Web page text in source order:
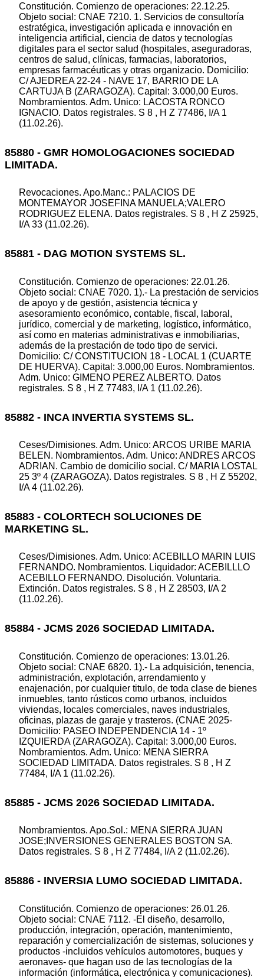
Constitución. Comienzo de operaciones: 22.12.25.
Objeto social: CNAE 7210. 1. Servicios de consultoría
estratégica, investigación aplicada e innovación en
inteligencia artificial, ciencia de datos y tecnologías
digitales para el sector salud (hospitales, aseguradoras,
centros de salud, clínicas, farmacias, laboratorios,
empresas farmacéuticas y otras organizacio. Domicilio:
C/ AJEDREA 22-24 - NAVE 17, BARRIO DE LA
CARTUJA B (ZARAGOZA). Capital: 3.000,00 Euros.
Nombramientos. Adm. Unico: LACOSTA RONCO
IGNACIO. Datos registrales. S 8 , H Z 77486, I/A 1
(11.02.26).
85880 - GMR HOMOLOGACIONES SOCIEDAD
LIMITADA.
Revocaciones. Apo.Manc.: PALACIOS DE
MONTEMAYOR JOSEFINA MANUELA;VALERO
RODRIGUEZ ELENA. Datos registrales. S 8 , H Z 25925,
I/A 33 (11.02.26).
85881 - DAG MOTION SYSTEMS SL.
Constitución. Comienzo de operaciones: 22.01.26.
Objeto social: CNAE 7020. 1).- La prestación de servicios
de apoyo y de gestión, asistencia técnica y
asesoramiento económico, contable, fiscal, laboral,
jurídico, comercial y de marketing, logístico, informático,
así como en materias administrativas e inmobiliarias,
además de la prestación de todo tipo de servici.
Domicilio: C/ CONSTITUCION 18 - LOCAL 1 (CUARTE
DE HUERVA). Capital: 3.000,00 Euros. Nombramientos.
Adm. Unico: GIMENO PEREZ ALBERTO. Datos
registrales. S 8 , H Z 77483, I/A 1 (11.02.26).
85882 - INCA INVERTIA SYSTEMS SL.
Ceses/Dimisiones. Adm. Unico: ARCOS URIBE MARIA
BELEN. Nombramientos. Adm. Unico: ANDRES ARCOS
ADRIAN. Cambio de domicilio social. C/ MARIA LOSTAL
25 3º 4 (ZARAGOZA). Datos registrales. S 8 , H Z 55202,
I/A 4 (11.02.26).
85883 - COLORTECH SOLUCIONES DE
MARKETING SL.
Ceses/Dimisiones. Adm. Unico: ACEBILLO MARIN LUIS
FERNANDO. Nombramientos. Liquidador: ACEBILLLO
ACEBILLO FERNANDO. Disolución. Voluntaria.
Extinción. Datos registrales. S 8 , H Z 28503, I/A 2
(11.02.26).
85884 - JCMS 2026 SOCIEDAD LIMITADA.
Constitución. Comienzo de operaciones: 13.01.26.
Objeto social: CNAE 6820. 1).- La adquisición, tenencia,
administración, explotación, arrendamiento y
enajenación, por cualquier titulo, de toda clase de bienes
inmuebles, tanto rústicos como urbanos, incluidos
viviendas, locales comerciales, naves industriales,
oficinas, plazas de garaje y trasteros. (CNAE 2025-
Domicilio: PASEO INDEPENDENCIA 14 - 1º
IZQUIERDA (ZARAGOZA). Capital: 3.000,00 Euros.
Nombramientos. Adm. Unico: MENA SIERRA
SOCIEDAD LIMITADA. Datos registrales. S 8 , H Z
77484, I/A 1 (11.02.26).
85885 - JCMS 2026 SOCIEDAD LIMITADA.
Nombramientos. Apo.Sol.: MENA SIERRA JUAN
JOSE;INVERSIONES GENERALES BOSTON SA.
Datos registrales. S 8 , H Z 77484, I/A 2 (11.02.26).
85886 - INVERSIA LUMO SOCIEDAD LIMITADA.
Constitución. Comienzo de operaciones: 26.01.26.
Objeto social: CNAE 7112. -El diseño, desarrollo,
producción, integración, operación, mantenimiento,
reparación y comercialización de sistemas, soluciones y
productos -incluidos vehículos automotores, buques y
aeronaves- que hagan uso de las tecnologías de la
información (informática, electrónica y comunicaciones).